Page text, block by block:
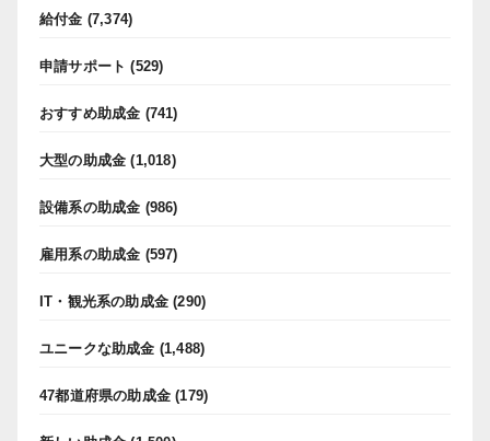
給付金 (7,374)
申請サポート (529)
おすすめ助成金 (741)
大型の助成金 (1,018)
設備系の助成金 (986)
雇用系の助成金 (597)
IT・観光系の助成金 (290)
ユニークな助成金 (1,488)
47都道府県の助成金 (179)